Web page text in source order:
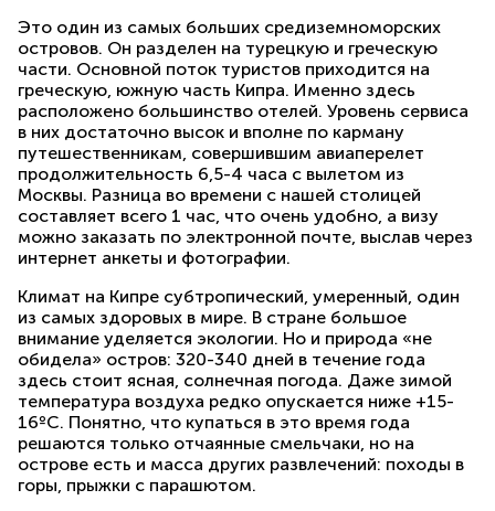
Это один из самых больших средиземноморских
островов. Он разделен на турецкую и греческую
части. Основной поток туристов приходится на
греческую, южную часть Кипра. Именно здесь
расположено большинство отелей. Уровень сервиса
в них достаточно высок и вполне по карману
путешественникам, совершившим авиаперелет
продолжительность 6,5-4 часа с вылетом из
Москвы. Разница во времени с нашей столицей
составляет всего 1 час, что очень удобно, а визу
можно заказать по электронной почте, выслав через
интернет анкеты и фотографии.
Климат на Кипре субтропический, умеренный, один
из самых здоровых в мире. В стране большое
внимание уделяется экологии. Но и природа «не
обидела» остров: 320-340 дней в течение года
здесь стоит ясная, солнечная погода. Даже зимой
температура воздуха редко опускается ниже +15-
16ºС. Понятно, что купаться в это время года
решаются только отчаянные смельчаки, но на
острове есть и масса других развлечений: походы в
горы, прыжки с парашютом.